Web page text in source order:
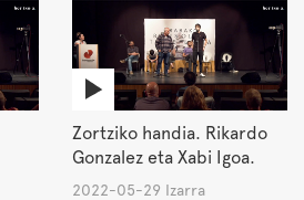
Zortziko handia. Rikardo
Gonzalez eta Xabi Igoa.
2022-05-29 Izarra